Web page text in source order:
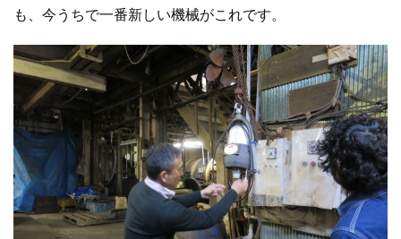
も、今うちで一番新しい機械がこれです。